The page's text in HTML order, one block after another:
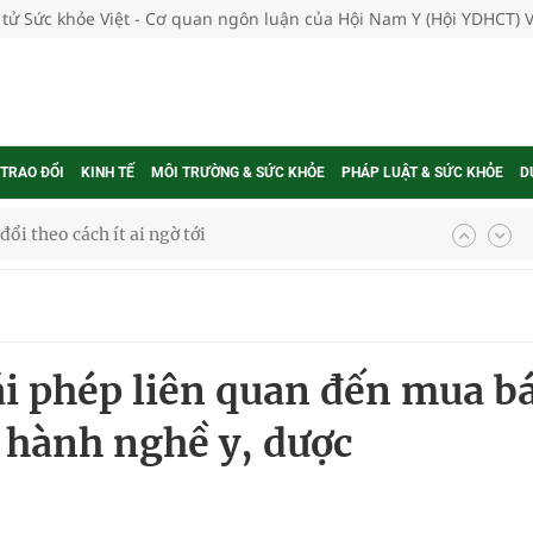
Sức khỏe Việt - Cơ quan ngôn luận của Hội Nam Y (Hội YDHCT)
ĐỔI KINH TẾ MÔI TRƯỜNG & SỨC KHỎE PHÁP LUẬT & SỨC KHỎE
theo cách ít ai ngờ tới
phụ nữ mỗi năm
thuốc
phép liên quan đến mua
nghề y, dược